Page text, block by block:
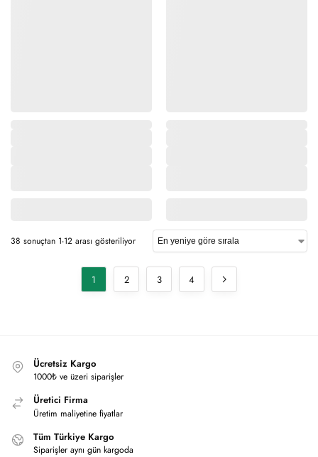
38 sonuçtan 1-12 arası gösteriliyor
1 2 3 4
Ücretsiz Kargo
1000₺ ve üzeri siparişler
Üretici Firma
Üretim maliyetine fiyatlar
Tüm Türkiye Kargo
Siparişler aynı gün kargoda